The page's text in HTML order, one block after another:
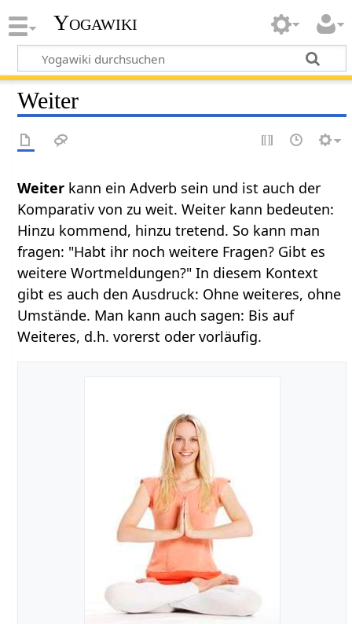
Yogawiki
Weiter
kann ein Adverb sein und ist auch der
Komparativ von zu weit. Weiter kann bedeuten:
Hinzu kommend, hinzu tretend. So kann man
fragen: "Habt ihr noch weitere Fragen? Gibt es
weitere Wortmeldungen?" In diesem Kontext
gibt es auch den Ausdruck: Ohne weiteres, ohne
Umstände. Man kann auch sagen: Bis auf
Weiteres, d.h. vorerst oder vorläufig.